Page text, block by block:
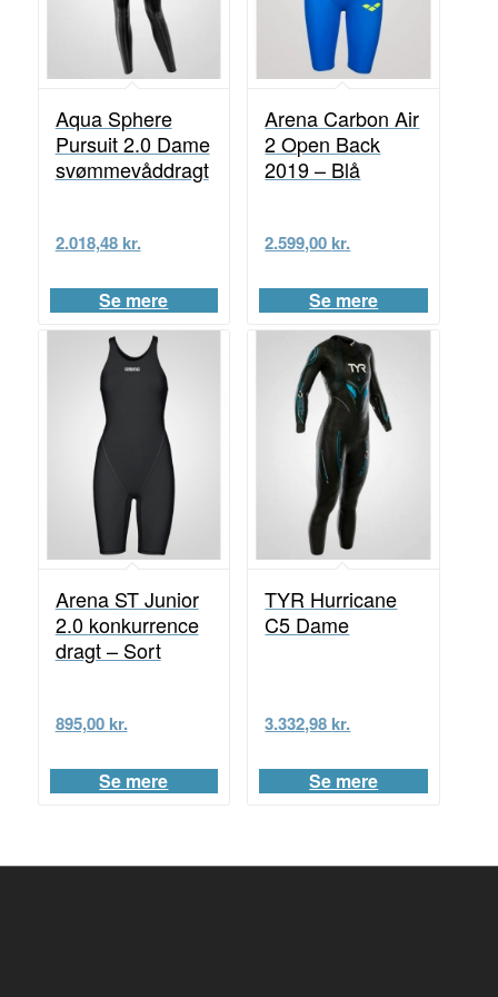
Aqua Sphere
Pursuit 2.0 Dame
svømmevåddragt
2.018,48 kr.
Se mere
Arena Carbon Air
2 Open Back
2019 – Blå
2.599,00 kr.
Se mere
Arena ST Junior
2.0 konkurrence
dragt – Sort
895,00 kr.
Se mere
TYR Hurricane
C5 Dame
3.332,98 kr.
Se mere